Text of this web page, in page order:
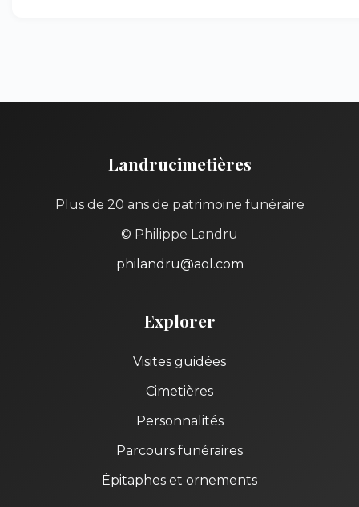
Landrucimetières
Plus de 20 ans de patrimoine funéraire
© Philippe Landru
philandru@aol.com
Explorer
Visites guidées
Cimetières
Personnalités
Parcours funéraires
Épitaphes et ornements